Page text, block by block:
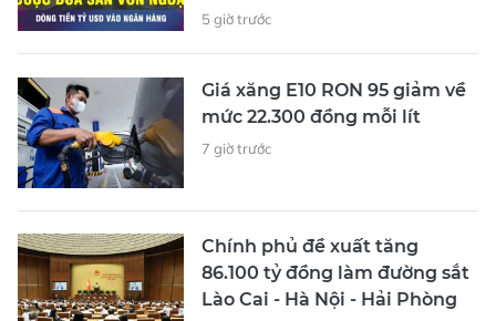
5 giờ trước
Giá xăng E10 RON 95 giảm về
mức 22.300 đồng mỗi lít
7 giờ trước
Chính phủ đề xuất tăng
86.100 tỷ đồng làm đường sắt
Lào Cai - Hà Nội - Hải Phòng